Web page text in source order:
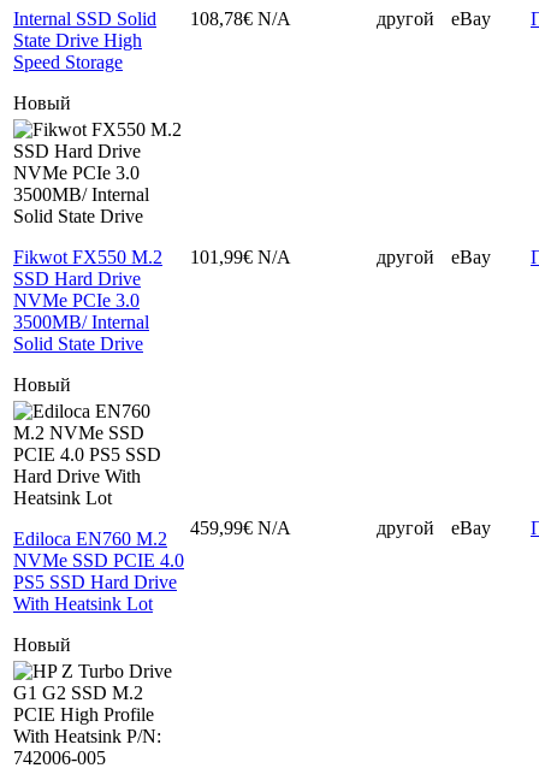
Internal SSD Solid
State Drive High
Speed Storage
Новый
108,78€ N/A другой eBay
Fikwot FX550 M.2
SSD Hard Drive
NVMe PCIe 3.0
3500MB/ Internal
Solid State Drive
Новый
101,99€ N/A другой eBay
Ediloca EN760 M.2
NVMe SSD PCIE 4.0
PS5 SSD Hard Drive
With Heatsink Lot
Новый
459,99€ N/A другой eBay